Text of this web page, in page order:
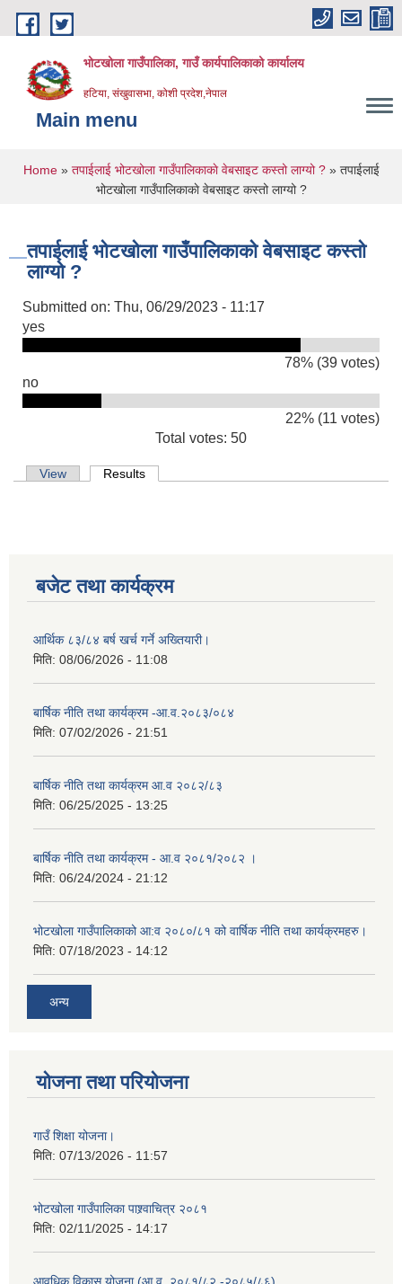
Skip to main content
भोटखोला गाउँपालिका, गाउँ कार्यपालिकाको कार्यालय
हटिया, संखुवासभा, कोशी प्रदेश,नेपाल
Main menu
You are here
Home» तपाईलाई भोटखोला गाउँपालिकाकाे वेबसाइट कस्तो लाग्यो ? » तपाईलाई
भोटखोला गाउँपालिकाकाे वेबसाइट कस्तो लाग्यो ?
तपाईलाई भोटखोला गाउँपालिकाकाे वेबसाइट कस्तो
लाग्यो ?
Submitted on: Thu, 06/29/2023 - 11:17
yes
78% (39 votes)
no
22% (11 votes)
Total votes: 50
Primary tabs
View Results
बजेट तथा कार्यक्रम
आर्थिक ८३/८४ बर्ष खर्च गर्ने अख्तियारी।
मिति: 08/06/2026 - 11:08
बार्षिक नीति तथा कार्यक्रम -आ.व.२०८३/०८४
मिति: 07/02/2026 - 21:51
बार्षिक नीति तथा कार्यक्रम आ.व २०८२/८३
मिति: 06/25/2025 - 13:25
बार्षिक नीति तथा कार्यक्रम - आ.व २०८१/२०८२ ।
मिति: 06/24/2024 - 21:12
भोटखोला गाउँपालिकाको आ:व २०८०/८१ को वार्षिक नीति तथा कार्यक्रमहरु।
मिति: 07/18/2023 - 14:12
अन्य
योजना तथा परियोजना
गाउँ शिक्षा योजना।
मिति: 07/13/2026 - 11:57
भोटखोला गाउँपालिका पाश्र्वाचित्र २०८१
मिति: 02/11/2025 - 14:17